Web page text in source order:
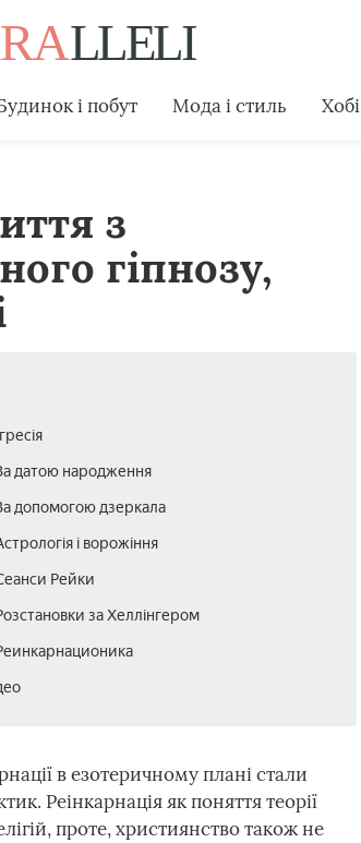
і побут Мода і стиль Хобі
з
гіпнозу,
датою народження
допомогою дзеркала
і ворожіння
Рейки
за Хеллінгером
в езотеричному плані стали
Реінкарнація як поняття теорії
проте, християнство також не